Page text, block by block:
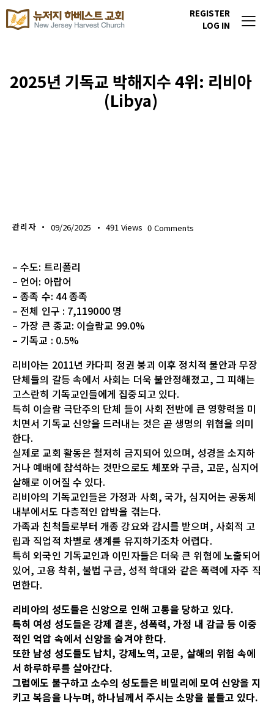
REGISTER
LOG IN
2025년 기독교 박해지수 4위: 리비아
(Libya)
관리자 09/26/2025 491 Views 0 Comments
– 수도: 트리폴리
– 언어: 아랍어
– 종족 수: 44 종족
– 전체 인구 : 7,119000 명
– 가장 큰 종교: 이슬람교 99.0%
– 기독교 : 0.5%
리비아는 2011년 카다피 정권 붕괴 이후 정치적 불안과 무장
단체들의 갈등 속에서 사회는 더욱 불안정해졌고, 그 피해는
고스란히 기독교인들에게 집중되고 있다.
특히 이슬람 극단주의 단체 들이 사회 전반에 큰 영향력을 미
치면서 기독교 신앙을 드러내는 것은 곧 생명의 위협을 의미
한다.
실제로 교회 활동은 철저히 금지되어 있으며, 성경을 소지하
거나 예배에 참석하는 것만으로도 체포와 구금, 고문, 심지어
살해로 이어질 수 있다.
리비아의 기독교인들은 가정과 사회, 국가, 심지어는 공동체
내부에서도 다층적인 압박을 겪는다.
가족과 친척들로부터 개종 강요와 감시를 받으며, 사회적 고
립과 직업적 차별로 생계를 유지하기조차 어렵다.
특히 외국인 기독교인과 이민자들은 더욱 큰 위협에 노출되어
있어, 고용 착취, 불법 구금, 성적 학대와 같은 폭력에 자주 직
면한다.
리비아의 성도들은 신앙으로 인해 고통을 당하고 있다.
특히 여성 성도들은 강제 결혼, 성폭력, 가정 내 감금 등 이중
적인 억압 속에서 신앙을 숨겨야 한다.
또한 남성 성도들도 납치, 강제노역, 고문, 살해의 위험 속에
서 하루하루를 살아간다.
그럼에도 불구하고 소수의 성도들은 비밀리에 모여 신앙을 지
키고 복음을 나누며, 하나님께서 주시는 소망을 붙들고 있다.